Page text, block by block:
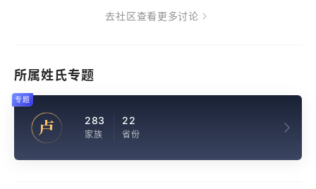
去社区查看更多讨论
所属姓氏专题
卢 283
家族
22
省份
专题